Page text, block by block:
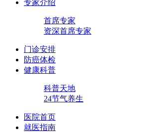
专家介绍
首席专家
资深首席专家
门诊安排
防癌体检
健康科普
科普天地
24节气养生
医院首页
就医指南